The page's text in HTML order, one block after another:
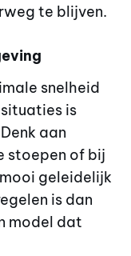
te blijven.
snelheid
is
aan
stoepen of bij
geleidelijk
is dan
model dat